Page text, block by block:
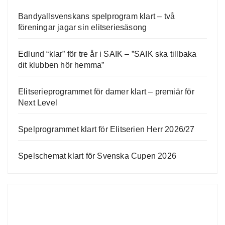
Bandyallsvenskans spelprogram klart – två
föreningar jagar sin elitseriesäsong
Edlund “klar” för tre år i SAIK – ”SAIK ska tillbaka
dit klubben hör hemma”
Elitserieprogrammet för damer klart – premiär för
Next Level
Spelprogrammet klart för Elitserien Herr 2026/27
Spelschemat klart för Svenska Cupen 2026